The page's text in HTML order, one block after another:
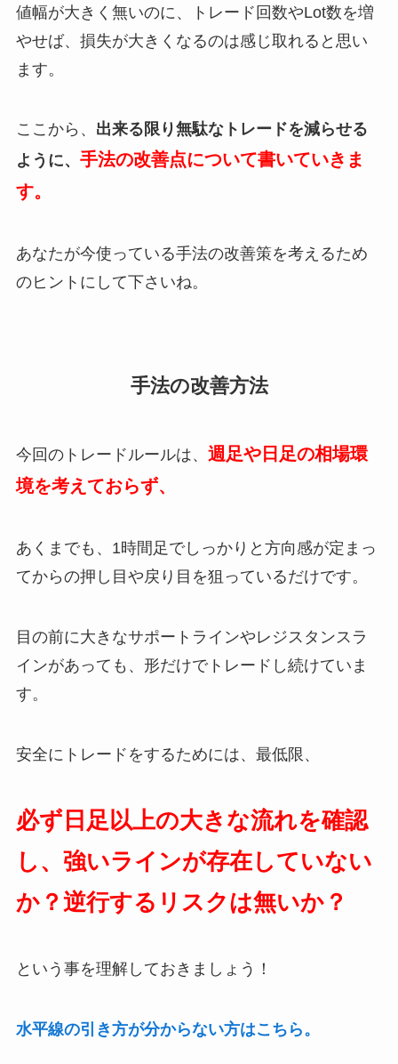
値幅が大きく無いのに、トレード回数やLot数を増
やせば、損失が大きくなるのは感じ取れると思い
ます。
ここから、 出来る限り無駄なトレードを減らせる
ように、 手法の改善点について書いていきま
す。
あなたが今使っている手法の改善策を考えるため
のヒントにして下さいね。
手法の改善方法
今回のトレードルールは、 週足や日足の相場環
境を考えておらず、
あくまでも、1時間足でしっかりと方向感が定まっ
てからの押し目や戻り目を狙っているだけです。
目の前に大きなサポートラインやレジスタンスラ
インがあっても、形だけでトレードし続けていま
す。
安全にトレードをするためには、最低限、
必ず日足以上の大きな流れを確認
し、強いラインが存在していない
か？逆行するリスクは無いか？
という事を理解しておきましょう！
水平線の引き方が分からない方はこちら。